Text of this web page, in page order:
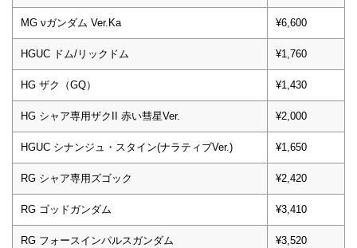
MG νガンダム Ver.Ka ¥6,600
HGUC ドム/リックドム ¥1,760
HG ザク（GQ） ¥1,430
HG シャア専用ザクII 赤い彗星Ver. ¥2,000
HGUC シナンジュ・スタイン(ナラティブVer.) ¥1,650
RG シャア専用ズゴック ¥2,420
RG ゴッドガンダム ¥3,410
RG フォースインパルスガンダム ¥3,520